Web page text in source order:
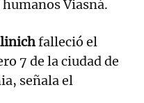
Viasná.
falleció el
7 de la ciudad de
señala el